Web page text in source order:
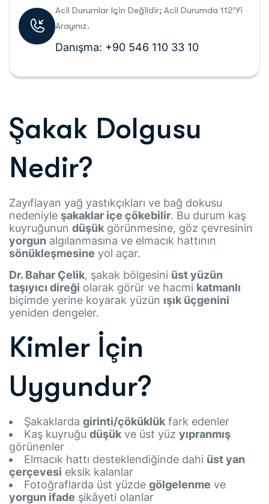
Acil Durumlar Için Değildir; Acil Durumda 112’yi
Arayınız.
Danışma: +90 546 110 33 10
Şakak Dolgusu
Nedir?
Zayıflayan yağ yastıkçıkları ve bağ dokusu
nedeniyle şakaklar içe çökebilir. Bu durum kaş
kuyruğunun düşük görünmesine, göz çevresinin
yorgun algılanmasına ve elmacık hattının
sönükleşmesine yol açar.
Dr. Bahar Çelik, şakak bölgesini üst yüzün
taşıyıcı direği olarak görür ve hacmi katmanlı
biçimde yerine koyarak yüzün ışık üçgenini
yeniden dengeler.
Kimler İçin
Uygundur?
Şakaklarda girinti/çöküklük fark edenler
Kaş kuyruğu düşük ve üst yüz yıpranmış
görünenler
Elmacık hattı desteklendiğinde dahi üst yan
çerçevesi eksik kalanlar
Fotoğraflarda üst yüzde gölgelenme ve
yorgun ifade şikâyeti olanlar